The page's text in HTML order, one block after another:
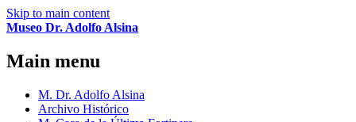
Skip to main content
Museo Dr. Adolfo Alsina
Main menu
M. Dr. Adolfo Alsina
Archivo Histórico